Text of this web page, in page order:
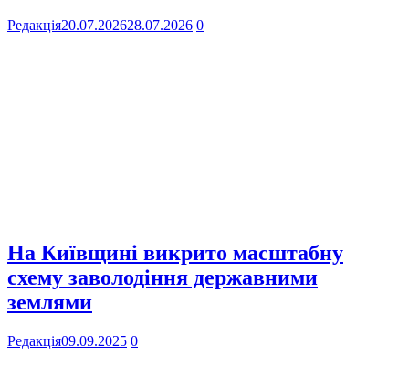
Редакція20.07.202628.07.2026 0
На Київщині викрито масштабну
схему заволодіння державними
землями
Редакція09.09.2025 0